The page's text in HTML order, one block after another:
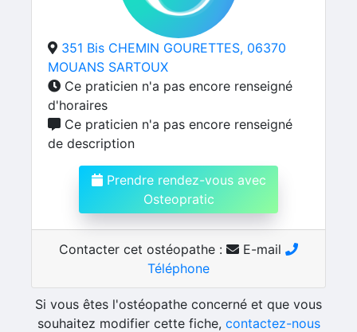
351 Bis CHEMIN GOURETTES, 06370
MOUANS SARTOUX
Ce praticien n'a pas encore renseigné
d'horaires
Ce praticien n'a pas encore renseigné
de description
Prendre rendez-vous avec
Osteopratic
Contacter cet ostéopathe :
E-mail
Téléphone
Si vous êtes l'ostéopathe concerné et que vous
souhaitez modifier cette fiche, contactez-nous